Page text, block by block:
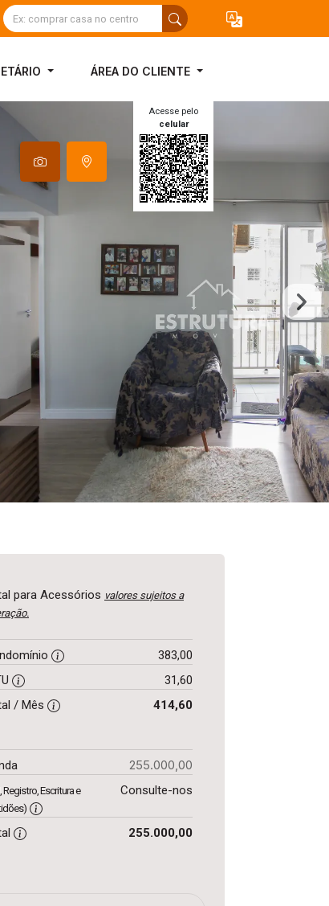
ÁREA DO CLIENTE
Acesse pelo
celular
para Acessórios valores sujeitos a
383,00
31,60
/ Mês
414,60
255.000,00
Registro, Escritura e
Consulte-nos
255.000,00